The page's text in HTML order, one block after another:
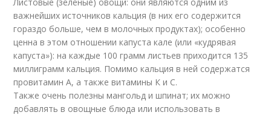
важнейших источников кальция (в них его содержится
гораздо больше, чем в молочных продуктах); особенно
ценна в этом отношении капуста кале (или «кудрявая
капуста»): на каждые 100 грамм листьев приходится 135
миллиграмм кальция. Помимо кальция в ней содержатся
провитамин А, а также витамины К и С.
Также очень полезны мангольд и шпинат; их можно
добавлять в овощные блюда или использовать в